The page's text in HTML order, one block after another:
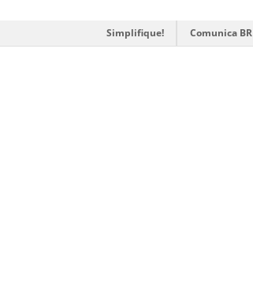
Simplifique! Comunica BR